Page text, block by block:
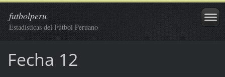
futbolperu
Estadísticas del Fútbol Peruano
Fecha 12